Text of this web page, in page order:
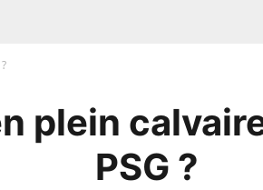
plein
PSG ?